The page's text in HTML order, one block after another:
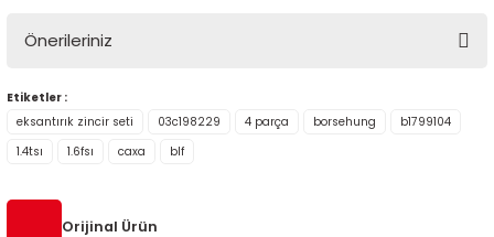
Önerileriniz
Bu ürünün fiyat bilgisi, resim, ürün açıklamalarında ve diğer
konularda yetersiz gördüğünüz noktaları öneri formunu
Görüş ve önerileriniz için teşekkür ederiz.
Ürün resmi kalitesiz, bozuk veya görüntülenemiyor.
Etiketler :
eksantırık zincir seti
03c198229 4 parça borsehung
b1799104
1.4tsı
1.6fsı caxa blf
Orijinal Ürün